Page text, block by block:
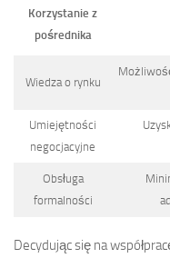
Korzystanie z
pośrednika
Wiedza o rynku
Umiejętności
negocjacyjne
Obsługa
formalności
Decydując się na